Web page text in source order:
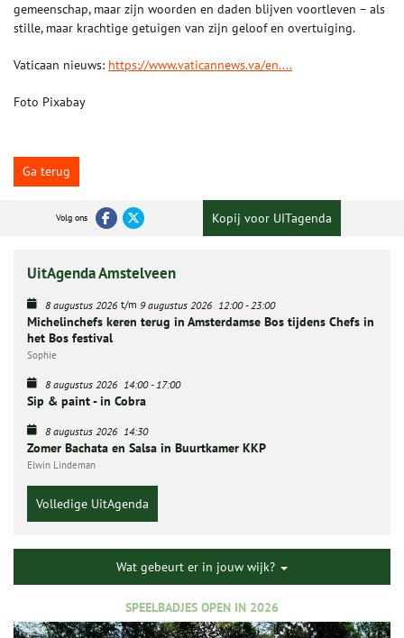
gemeenschap, maar zijn woorden en daden blijven voortleven – als
stille, maar krachtige getuigen van zijn geloof en overtuiging.
Vaticaan nieuws: https://www.vaticannews.va/en....
Foto Pixabay
Ga terug
Volg ons Kopij voor UITagenda
UitAgenda Amstelveen
8 augustus 2026 t/m 9 augustus 2026 12:00-23:00
Michelinchefs keren terug in Amsterdamse Bos tijdens Chefs in
het Bos festival
Sophie
8 augustus 2026 14:00-17:00
Sip & paint - in Cobra
8 augustus 2026 14:30
Zomer Bachata en Salsa in Buurtkamer KKP
Elwin Lindeman
Volledige UitAgenda
Wat gebeurt er in jouw wijk?
SPEELBADJES OPEN IN 2026